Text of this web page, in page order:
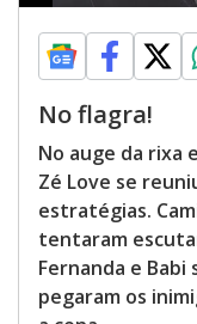
No flagra!
No auge da rixa
Zé Love se
estratégias.
tentaram
Fernanda e
pegaram os